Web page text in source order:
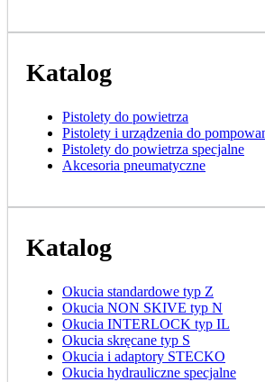
Katalog
Pistolety do powietrza
Pistolety i urządzenia do
Pistolety do powietrza specjalne
Akcesoria pneumatyczne
Katalog
Okucia standardowe typ Z
Okucia NON SKIVE typ N
Okucia INTERLOCK typ IL
Okucia skręcane typ S
Okucia i adaptory STECKO
Okucia hydrauliczne specjalne